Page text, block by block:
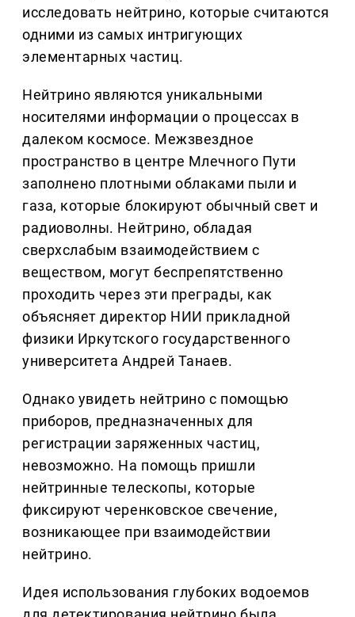
исследовать нейтрино, которые считаются
одними из самых интригующих
элементарных частиц.
Нейтрино являются уникальными
носителями информации о процессах в
далеком космосе. Межзвездное
пространство в центре Млечного Пути
заполнено плотными облаками пыли и
газа, которые блокируют обычный свет и
радиоволны. Нейтрино, обладая
сверхслабым взаимодействием с
веществом, могут беспрепятственно
проходить через эти преграды, как
объясняет директор НИИ прикладной
физики Иркутского государственного
университета Андрей Танаев.
Однако увидеть нейтрино с помощью
приборов, предназначенных для
регистрации заряженных частиц,
невозможно. На помощь пришли
нейтринные телескопы, которые
фиксируют черенковское свечение,
возникающее при взаимодействии
нейтрино.
Идея использования глубоких водоемов